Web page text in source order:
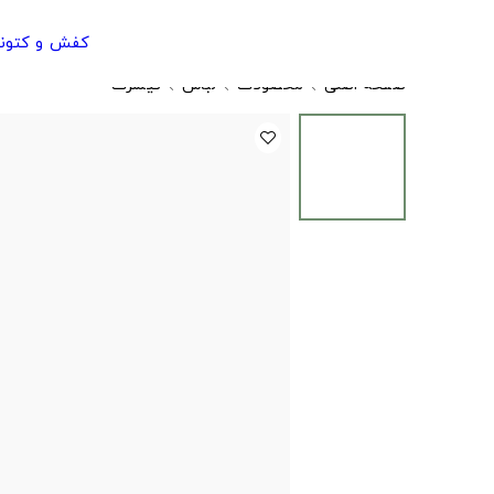
کفش و
صفحه اصلی محصولات لباس تیشرت